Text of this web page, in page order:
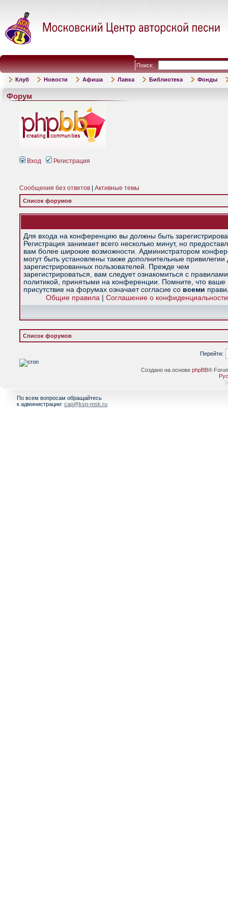
Поиск:
Клуб Новости Афиша Лавка Библиотека Фонды
Форум
Вход Регистрация
Сообщения без ответов Активные темы
Список форумов
Для входа на конференцию вы должны быть
Регистрация занимает всего несколько минут, но
вам более широкие возможности. Администратором
могут быть установлены также дополнительные привилегии
зарегистрированных пользователей. Прежде чем
зарегистрироваться, вам следует ознакомиться с
политикой, принятыми на конференции. Помните, что ваше
присутствие на форумах означает согласие со всеми
Общие правила| Соглашение о конфиденциальности
Список форумов
Перейти:
Создано на основе phpBB®
[
По всем вопросам обращайтесь
к администрации: cap@ksp-msk.ru